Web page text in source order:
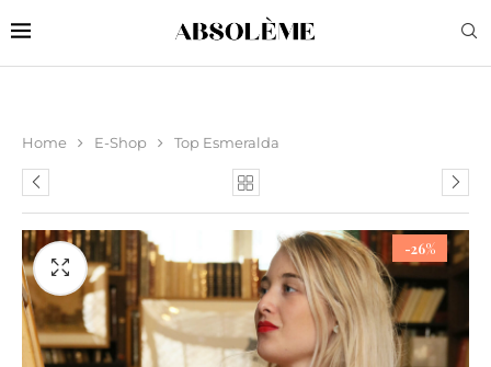
Home E-Shop Top Esmeralda
-26%